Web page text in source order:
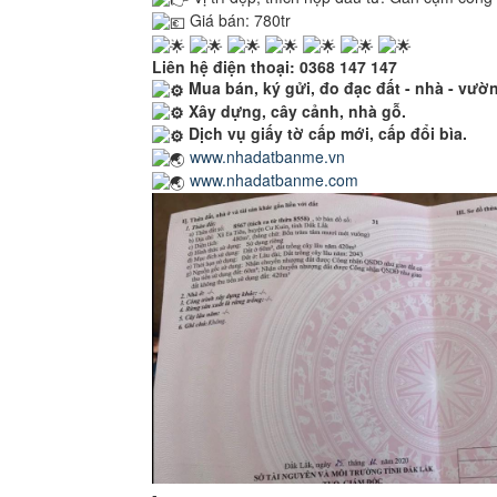
Giá bán: 780tr
Liên hệ điện thoại: 0368 147 147
Mua bán, ký gửi, đo đạc đất - nhà -
Xây dựng, cây cảnh, nhà gỗ.
Dịch vụ giấy tờ cấp mới, cấp đổi bìa.
www.nhadatbanme.vn
www.nhadatbanme.com